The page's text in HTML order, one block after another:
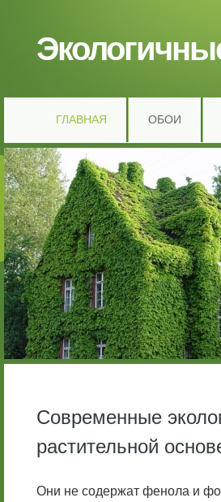
ГЛАВНАЯ ОБОИ
Современные
растительной
Они не содержат фенола и